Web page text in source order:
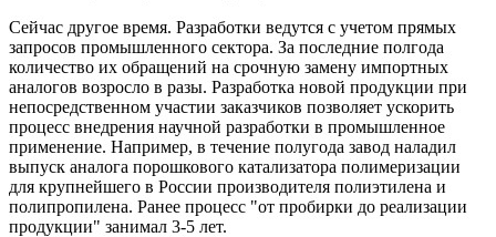
Сейчас другое время. Разработки ведутся с учетом прямых
запросов промышленного сектора. За последние полгода
количество их обращений на срочную замену импортных
аналогов возросло в разы. Разработка новой продукции при
непосредственном участии заказчиков позволяет ускорить
процесс внедрения научной разработки в промышленное
применение. Например, в течение полугода завод наладил
выпуск аналога порошкового катализатора полимеризации
для крупнейшего в России производителя полиэтилена и
полипропилена. Ранее процесс "от пробирки до реализации
продукции" занимал 3-5 лет.